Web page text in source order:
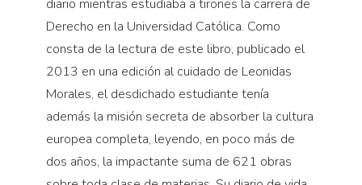
diario mientras estudiaba a tirones la carrera de
Derecho en la Universidad Católica. Como
consta de la lectura de este libro, publicado el
2013 en una edición al cuidado de Leonidas
Morales, el desdichado estudiante tenía
además la misión secreta de absorber la cultura
europea completa, leyendo, en poco más de
dos años, la impactante suma de 621 obras